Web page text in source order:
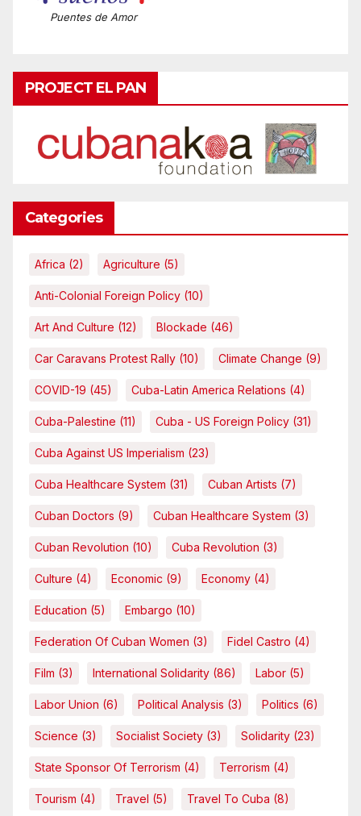
Puentes de Amor
PROJECT EL PAN
Categories
Africa (2) Agriculture (5)
Anti-Colonial Foreign Policy (10)
Art And Culture (12) Blockade (46)
Car Caravans Protest Rally (10) Climate Change (9)
COVID-19 (45) Cuba-Latin America Relations (4)
Cuba-Palestine (11) Cuba - US Foreign Policy (31)
Cuba Against US Imperialism (23)
Cuba Healthcare System (31) Cuban Artists (7)
Cuban Doctors (9) Cuban Healthcare System (3)
Cuban Revolution (10) Cuba Revolution (3)
Culture (4) Economic (9) Economy (4)
Education (5) Embargo (10)
Federation Of Cuban Women (3) Fidel Castro (4)
Film (3) International Solidarity (86) Labor (5)
Labor Union (6) Political Analysis (3) Politics (6)
Science (3) Socialist Society (3) Solidarity (23)
State Sponsor Of Terrorism (4) Terrorism (4)
Tourism (4) Travel (5) Travel To Cuba (8)